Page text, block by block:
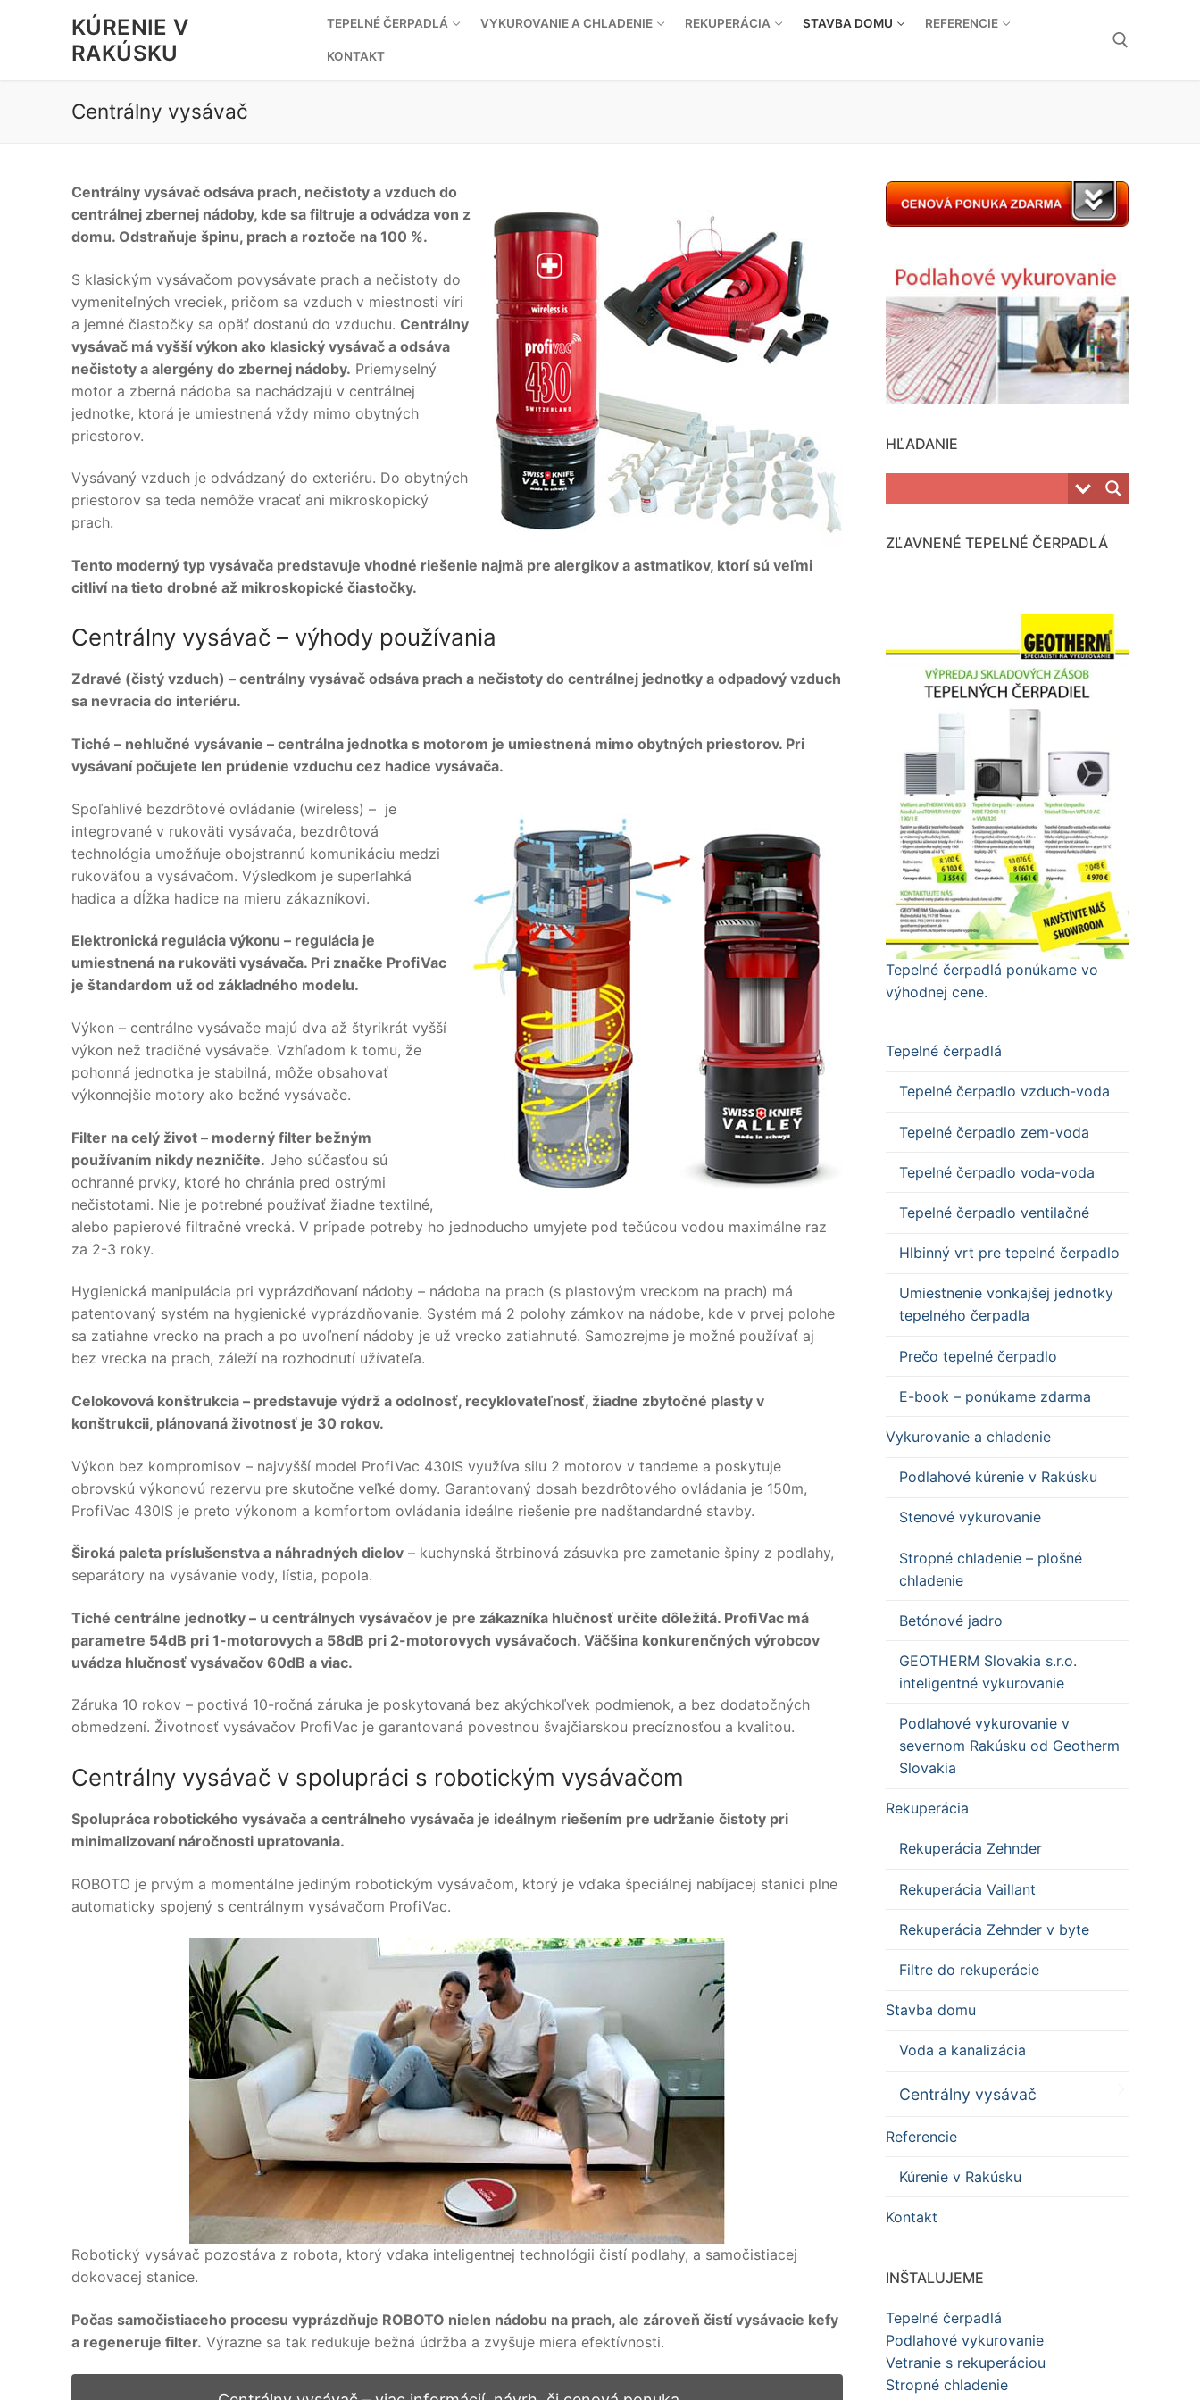
KÚRENIE V
RAKÚSKU
TEPELNÉ ČERPADLÁ VYKUROVANIE A CHLADENIE REKUPERÁCIA STAVBA DOMU REFERENCIE
KONTAKT
Centrálny vysávač
Centrálny vysávač odsáva prach, nečistoty a vzduch do
centrálnej zbernej nádoby, kde sa filtruje a odvádza von z
domu. Odstraňuje špinu, prach a roztoče na 100 %.
S klasickým vysávačom povysávate prach a nečistoty do
vymeniteľných vreciek, pričom sa vzduch v miestnosti víri
a jemné čiastočky sa opäť dostanú do vzduchu. Centrálny
vysávač má vyšší výkon ako klasický vysávač a odsáva
nečistoty a alergény do zbernej nádoby. Priemyselný
motor a zberná nádoba sa nachádzajú v centrálnej
jednotke, ktorá je umiestnená vždy mimo obytných
priestorov.
Vysávaný vzduch je odvádzaný do exteriéru. Do obytných
priestorov sa teda nemôže vracať ani mikroskopický
prach.
Tento moderný typ vysávača predstavuje vhodné riešenie najmä pre alergikov a astmatikov, ktorí sú veľmi
citliví na tieto drobné až mikroskopické čiastočky.
Centrálny vysávač – výhody používania
Zdravé (čistý vzduch) – centrálny vysávač odsáva prach a nečistoty do centrálnej jednotky a odpadový vzduch
sa nevracia do interiéru.
Tiché – nehlučné vysávanie – centrálna jednotka s motorom je umiestnená mimo obytných priestorov. Pri
vysávaní počujete len prúdenie vzduchu cez hadice vysávača.
Spoľahlivé bezdrôtové ovládanie (wireless) – je
integrované v rukoväti vysávača, bezdrôtová
technológia umožňuje obojstrannú komunikáciu medzi
rukoväťou a vysávačom. Výsledkom je superľahká
hadica a dĺžka hadice na mieru zákazníkovi.
Elektronická regulácia výkonu – regulácia je
umiestnená na rukoväti vysávača. Pri značke ProfiVac
je štandardom už od základného modelu.
Výkon – centrálne vysávače majú dva až štyrikrát vyšší
výkon než tradičné vysávače. Vzhľadom k tomu, že
pohonná jednotka je stabilná, môže obsahovať
výkonnejšie motory ako bežné vysávače.
Filter na celý život – moderný filter bežným
používaním nikdy nezničíte. Jeho súčasťou sú
ochranné prvky, ktoré ho chránia pred ostrými
nečistotami. Nie je potrebné používať žiadne textilné,
alebo papierové filtračné vrecká. V prípade potreby ho jednoducho umyjete pod tečúcou vodou maximálne raz
za 2-3 roky.
Hygienická manipulácia pri vyprázdňovaní nádoby – nádoba na prach (s plastovým vreckom na prach) má
patentovaný systém na hygienické vyprázdňovanie. Systém má 2 polohy zámkov na nádobe, kde v prvej polohe
sa zatiahne vrecko na prach a po uvoľnení nádoby je už vrecko zatiahnuté. Samozrejme je možné používať aj
bez vrecka na prach, záleží na rozhodnutí užívateľa.
Celokovová konštrukcia – predstavuje výdrž a odolnosť, recyklovateľnosť, žiadne zbytočné plasty v
konštrukcii, plánovaná životnosť je 30 rokov.
Výkon bez kompromisov – najvyšší model ProfiVac 430IS využíva silu 2 motorov v tandeme a poskytuje
obrovskú výkonovú rezervu pre skutočne veľké domy. Garantovaný dosah bezdrôtového ovládania je 150m,
ProfiVac 430IS je preto výkonom a komfortom ovládania ideálne riešenie pre nadštandardné stavby.
Široká paleta príslušenstva a náhradných dielov – kuchynská štrbinová zásuvka pre zametanie špiny z podlahy,
separátory na vysávanie vody, lístia, popola.
Tiché centrálne jednotky – u centrálnych vysávačov je pre zákazníka hlučnosť určite dôležitá. ProfiVac má
parametre 54dB pri 1-motorovych a 58dB pri 2-motorovych vysávačoch. Väčšina konkurenčných výrobcov
uvádza hlučnosť vysávačov 60dB a viac.
Záruka 10 rokov – poctivá 10-ročná záruka je poskytovaná bez akýchkoľvek podmienok, a bez dodatočných
obmedzení. Životnosť vysávačov ProfiVac je garantovaná povestnou švajčiarskou precíznosťou a kvalitou.
Centrálny vysávač v spolupráci s robotickým vysávačom
Spolupráca robotického vysávača a centrálneho vysávača je ideálnym riešením pre udržanie čistoty pri
minimalizovaní náročnosti upratovania.
ROBOTO je prvým a momentálne jediným robotickým vysávačom, ktorý je vďaka špeciálnej nabíjacej stanici plne
automaticky spojený s centrálnym vysávačom ProfiVac.
Robotický vysávač pozostáva z robota, ktorý vďaka inteligentnej technológii čistí podlahy, a samočistiacej
dokovacej stanice.
Počas samočistiaceho procesu vyprázdňuje ROBOTO nielen nádobu na prach, ale zároveň čistí vysávacie kefy
a regeneruje filter. Výrazne sa tak redukuje bežná údržba a zvyšuje miera efektívnosti.
HĽADANIE
ZĽAVNENÉ TEPELNÉ ČERPADLÁ
Tepelné čerpadlá ponúkame vo
výhodnej cene.
Tepelné čerpadlá
Tepelné čerpadlo vzduch-voda
Tepelné čerpadlo zem-voda
Tepelné čerpadlo voda-voda
Tepelné čerpadlo ventilačné
Hlbinný vrt pre tepelné čerpadlo
Umiestnenie vonkajšej jednotky
tepelného čerpadla
Prečo tepelné čerpadlo
E-book – ponúkame zdarma
Vykurovanie a chladenie
Podlahové kúrenie v Rakúsku
Stenové vykurovanie
Stropné chladenie – plošné
chladenie
Betónové jadro
GEOTHERM Slovakia s.r.o.
inteligentné vykurovanie
Podlahové vykurovanie v
severnom Rakúsku od Geotherm
Slovakia
Rekuperácia
Rekuperácia Zehnder
Rekuperácia Vaillant
Rekuperácia Zehnder v byte
Filtre do rekuperácie
Stavba domu
Voda a kanalizácia
Centrálny vysávač
Referencie
Kúrenie v Rakúsku
Kontakt
INŠTALUJEME
Tepelné čerpadlá
Podlahové vykurovanie
Vetranie s rekuperáciou
Stropné chladenie